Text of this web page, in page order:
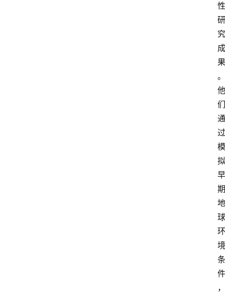
性
研
究
成
果
。
他
们
通
过
模
拟
早
期
地
球
环
境
条
件
，